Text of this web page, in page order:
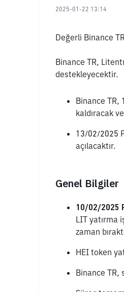
2025-01-22 13:14
Değerli Binance
Binance TR,
destekleyecektir.
Binance TR,
kaldıracak
13/02/2025
açılacaktır.
Genel Bilgiler
10/02/2025
LIT yatırma
zaman
HEI token
Binance TR,